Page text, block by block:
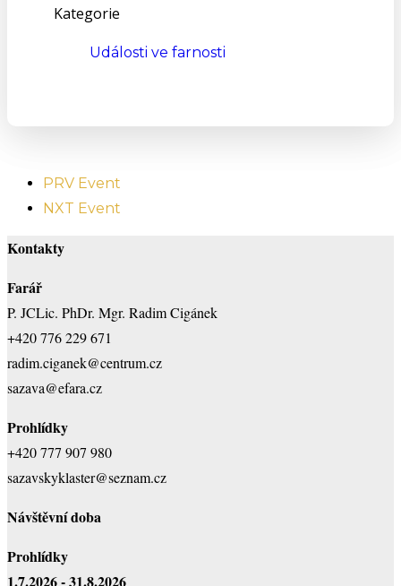
Kategorie
Události ve farnosti
PRV Event
NXT Event
Kontakty
Farář
P. JCLic. PhDr. Mgr. Radim Cigánek
+420 776 229 671
radim.ciganek@centrum.cz
sazava@efara.cz
Prohlídky
+420 777 907 980
sazavskyklaster@seznam.cz
Návštěvní doba
Prohlídky
1.7.2026 - 31.8.2026